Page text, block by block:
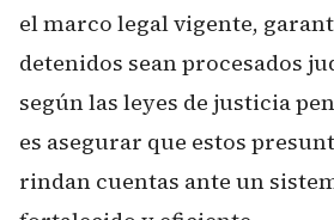
el marco legal vigente,
detenidos sean procesados
según las leyes de justicia
es asegurar que estos
rindan cuentas ante un